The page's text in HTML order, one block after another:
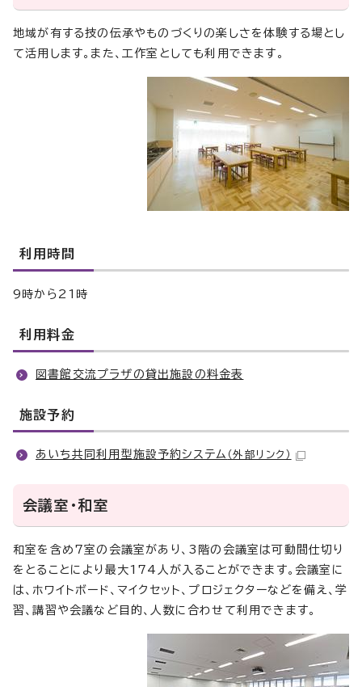
地域が有する技の伝承やものづくりの楽しさを体験する場とし
て活用します。また、工作室としても利用できます。
利用時間
9時から21時
利用料金
図書館交流プラザの貸出施設の料金表
施設予約
あいち共同利用型施設予約システム （外部リンク）
会議室・和室
和室を含め7室の会議室があり、3階の会議室は可動間仕切り
をとることにより最大174人が入ることができます。会議室に
は、ホワイトボード、マイクセット、プロジェクターなどを備え、学
習、講習や会議など目的、人数に合わせて利用できます。